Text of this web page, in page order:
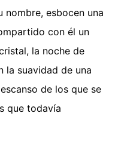
nombre, esbocen una
con él un
la noche de
la suavidad de una
de los que se
que todavía